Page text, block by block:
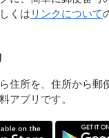
くは リンクについて
住所を、住所から郵
アプリです。